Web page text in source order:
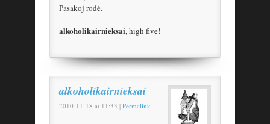
Pasakoj rodė.
alkoholikairnieksai, high five!
alkoholikairnieksai
2010-11-18 at 11:33 | Permalink